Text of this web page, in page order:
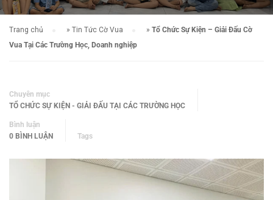
Trang chủ » Tin Tức Cờ Vua » Tổ Chức Sự Kiện – Giải Đấu Cờ
Vua Tại Các Trường Học, Doanh nghiệp
Chuyên mục
TỔ CHỨC SỰ KIỆN - GIẢI ĐẤU TẠI CÁC TRƯỜNG HỌC
Bình luận
0 BÌNH LUẬN
Tags